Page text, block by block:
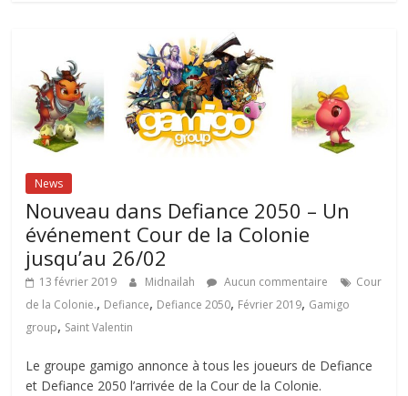
News
Nouveau dans Defiance 2050 – Un
événement Cour de la Colonie
jusqu’au 26/02
13 février 2019 Midnailah Aucun commentaire
Cour
de la Colonie., Defiance, Defiance 2050, Février 2019, Gamigo
group, Saint Valentin
Le groupe gamigo annonce à tous les joueurs de Defiance
et Defiance 2050 l’arrivée de la Cour de la Colonie.